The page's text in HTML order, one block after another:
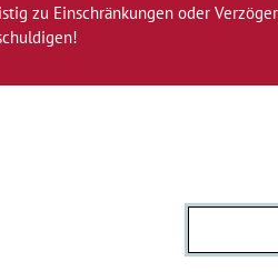
zu Einschränkungen oder